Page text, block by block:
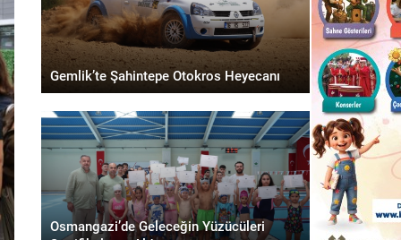
Gemlik’te Şahintepe Otokros Heyecanı
Osmangazi’de Geleceğin Yüzücüleri